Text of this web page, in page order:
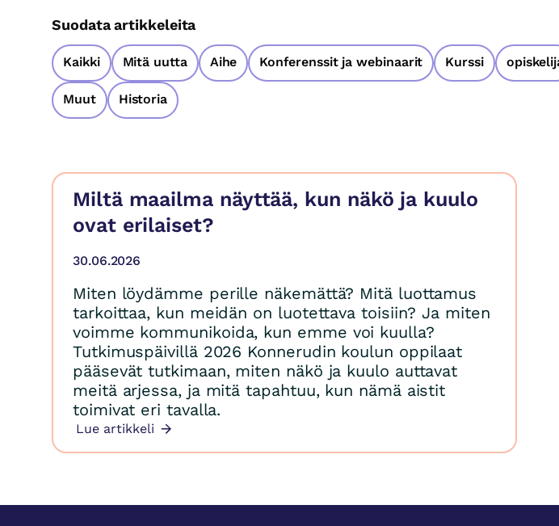
Suodata artikkeleita
Kaikki Mitä uutta Aihe Konferenssit ja webinaarit Kurssi
Muut Historia
Miltä maailma näyttää, kun näkö ja kuulo
ovat erilaiset?
30.06.2026
Miten löydämme perille näkemättä? Mitä luottamus
tarkoittaa, kun meidän on luotettava toisiin? Ja miten
voimme kommunikoida, kun emme voi kuulla?
Tutkimuspäivillä 2026 Konnerudin koulun oppilaat
pääsevät tutkimaan, miten näkö ja kuulo auttavat
meitä arjessa, ja mitä tapahtuu, kun nämä aistit
toimivat eri tavalla.
Lue artikkeli